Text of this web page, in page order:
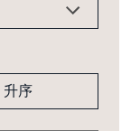
升序